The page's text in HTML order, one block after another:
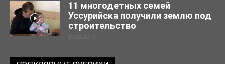
11 многодетных семей
Уссурийска получили землю под
строительство
29.03.2019